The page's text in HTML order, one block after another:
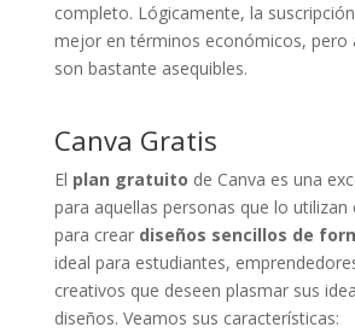
completo. Lógicamente, la
mejor en términos económicos, pero
son bastante asequibles.
Canva Gratis
El plan gratuito de Canva es una
para aquellas personas que lo utilizan
para crear diseños sencillos de
ideal para estudiantes,
creativos que deseen plasmar sus
diseños. Veamos sus características: